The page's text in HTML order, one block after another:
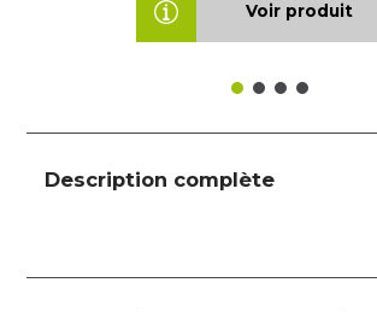
Voir produit
Description complète